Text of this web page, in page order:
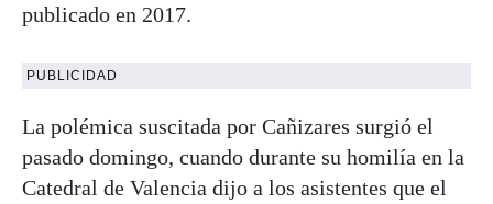
publicado en 2017.
PUBLICIDAD
La polémica suscitada por Cañizares surgió el
pasado domingo, cuando durante su homilía en la
Catedral de Valencia dijo a los asistentes que el